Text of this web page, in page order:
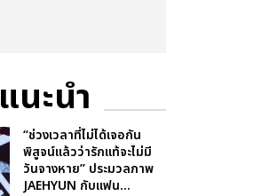
แนะนำ
“ช่วงเวลาที่ไม่ได้เจอกัน
พิสูจน์แล้วว่ารักแท้จะไม่มี
วันจางหาย” ประมวลภาพ
JAEHYUN กับแฟน...